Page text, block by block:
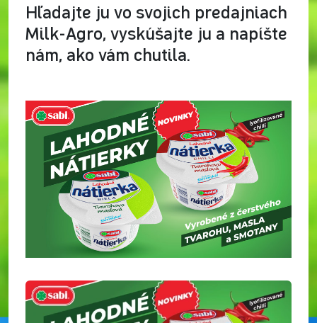
Hľadajte ju vo svojich predajniach
Milk-Agro, vyskúšajte ju a napíšte
nám, ako vám chutila.